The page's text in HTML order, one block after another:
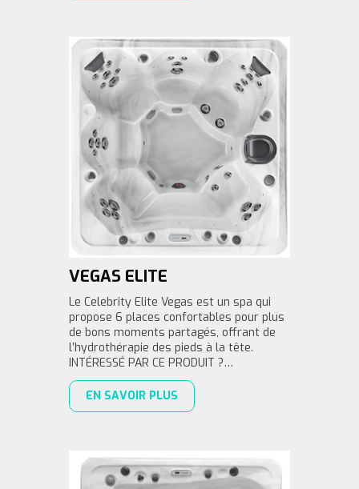
VEGAS ELITE
Le Celebrity Elite Vegas est un spa qui
propose 6 places confortables pour plus
de bons moments partagés, offrant de
l’hydrothérapie des pieds à la tête.
INTÉRESSÉ PAR CE PRODUIT ?…
EN SAVOIR PLUS